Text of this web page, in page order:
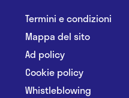
Termini e condizioni
Mappa del sito
Ad policy
Cookie policy
Whistleblowing